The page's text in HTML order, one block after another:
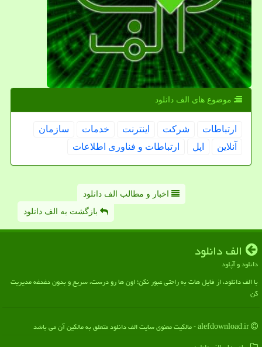
موضوع های الف دانلود
ارتباطات شركت اینترنت خدمات
سازمان
آنلاین
اپل ارتباطات و فناوری اطلاعات
اخبار و مطالب الف دانلود
بازگشت به الف دانلود
الف دانلود
دانلود و آپلود
با الف دانلود، از فایل هات به راحتی عبور نکن؛ اون ها رو درست، سریع و بدون دغدغه مدیریت
کن